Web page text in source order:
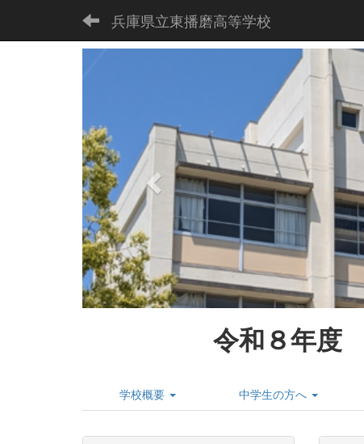
兵庫県立東播磨高等学校
v
i
o
u
令和８年度
学校概要 中学生の方へ